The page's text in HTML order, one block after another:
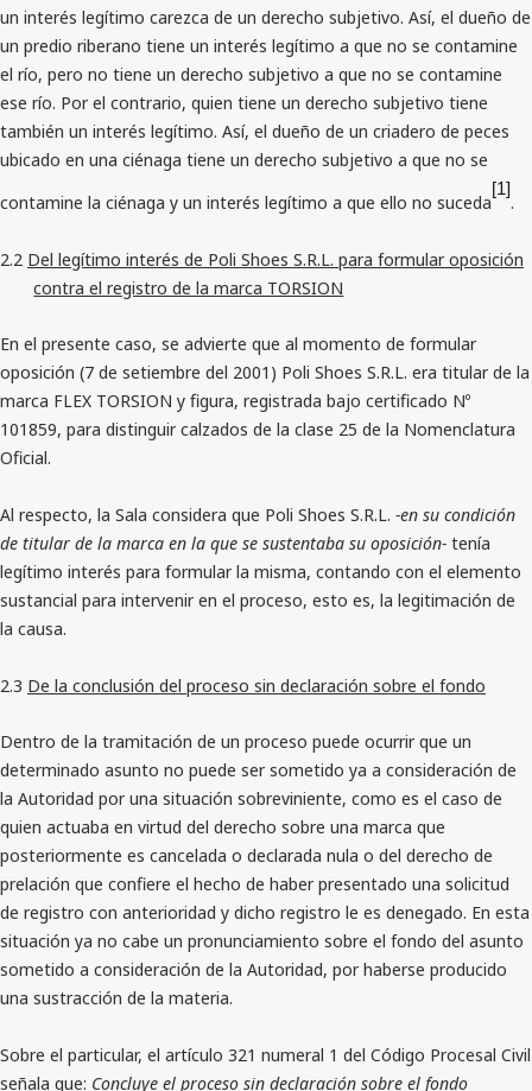
un interés legítimo carezca de un derecho subjetivo. Así, el dueño de
un predio riberano tiene un interés legítimo a que no se contamine
el río, pero no tiene un derecho subjetivo a que no se contamine
ese río. Por el contrario, quien tiene un derecho subjetivo tiene
también un interés legítimo. Así, el dueño de un criadero de peces
ubicado en una ciénaga tiene un derecho subjetivo a que no se
contamine la ciénaga y un interés legítimo a que ello no suceda
[1]
.
2.2 Del legítimo interés de Poli Shoes S.R.L. para formular oposición
contra el registro de la marca TORSION
En el presente caso, se advierte que al momento de formular
oposición (7 de setiembre del 2001) Poli Shoes S.R.L. era titular de la
marca FLEX TORSION y figura, registrada bajo certificado Nº
101859, para distinguir calzados de la clase 25 de la Nomenclatura
Oficial.
Al respecto, la Sala considera que Poli Shoes S.R.L. -en su condición
de titular de la marca en la que se sustentaba su oposición- tenía
legítimo interés para formular la misma, contando con el elemento
sustancial para intervenir en el proceso, esto es, la legitimación de
la causa.
2.3 De la conclusión del proceso sin declaración sobre el fondo
Dentro de la tramitación de un proceso puede ocurrir que un
determinado asunto no puede ser sometido ya a consideración de
la Autoridad por una situación sobreviniente, como es el caso de
quien actuaba en virtud del derecho sobre una marca que
posteriormente es cancelada o declarada nula o del derecho de
prelación que confiere el hecho de haber presentado una solicitud
de registro con anterioridad y dicho registro le es denegado. En esta
situación ya no cabe un pronunciamiento sobre el fondo del asunto
sometido a consideración de la Autoridad, por haberse producido
una sustracción de la materia.
Sobre el particular, el artículo 321 numeral 1 del Código Procesal Civil
señala que: Concluye el proceso sin declaración sobre el fondo